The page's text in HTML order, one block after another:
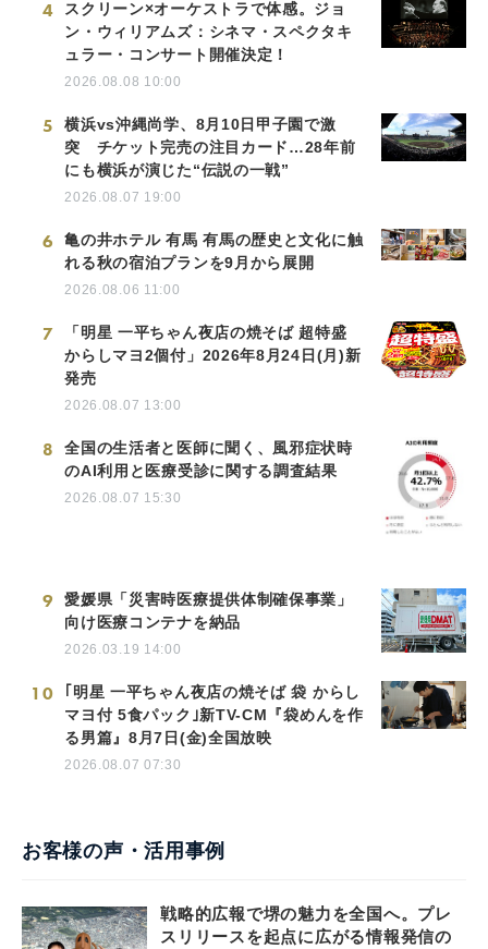
4
スクリーン×オーケストラで体感。ジョ
ン・ウィリアムズ：シネマ・スペクタキ
ュラー・コンサート開催決定！
2026.08.08 10:00
5
横浜vs沖縄尚学、8月10日甲子園で激
突 チケット完売の注目カード…28年前
にも横浜が演じた“伝説の一戦”
2026.08.07 19:00
6
亀の井ホテル 有馬 有馬の歴史と文化に触
れる秋の宿泊プランを9月から展開
2026.08.06 11:00
7
「明星 一平ちゃん夜店の焼そば 超特盛
からしマヨ2個付」2026年8月24日(月)新
発売
2026.08.07 13:00
8
全国の生活者と医師に聞く、風邪症状時
のAI利用と医療受診に関する調査結果
2026.08.07 15:30
9
愛媛県「災害時医療提供体制確保事業」
向け医療コンテナを納品
2026.03.19 14:00
10
｢明星 一平ちゃん夜店の焼そば 袋 からし
マヨ付 5食パック｣新TV-CM『袋めんを作
る男篇』8月7日(金)全国放映
2026.08.07 07:30
お客様の声・活用事例
戦略的広報で堺の魅力を全国へ。プレ
スリリースを起点に広がる情報発信の